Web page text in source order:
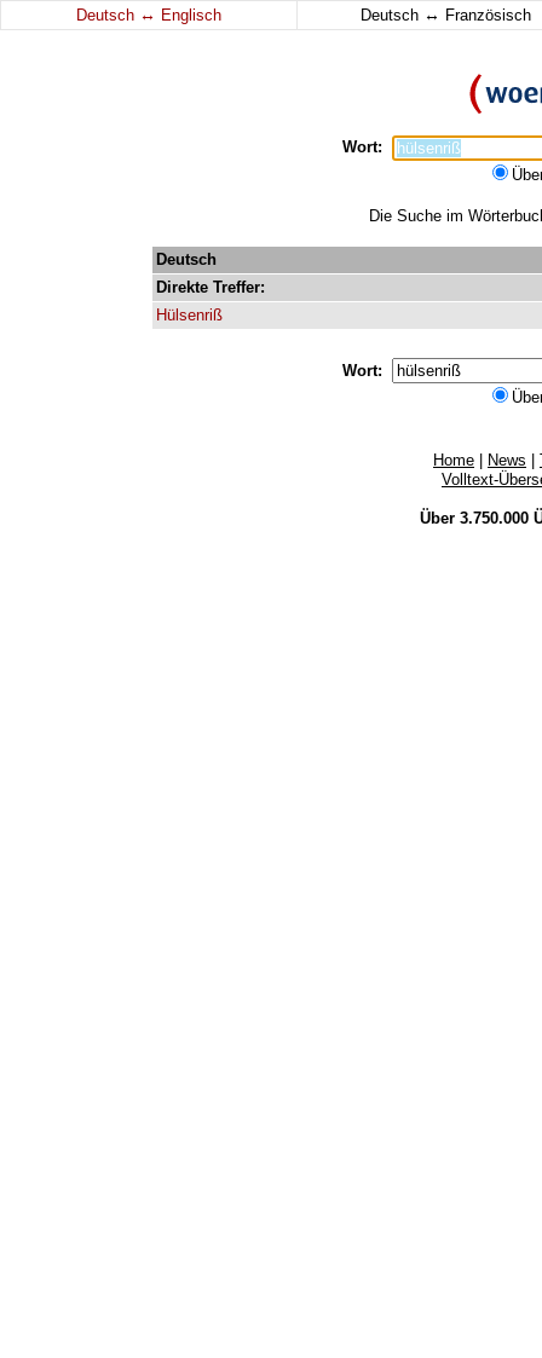
Deutsch ↔ Englisch Deutsch ↔ Französisch
Wort:
Die Suche im
Deutsch
Direkte Treffer:
Hülsenriß
Wort:
Home News
Volltext-
Über 3.750.000